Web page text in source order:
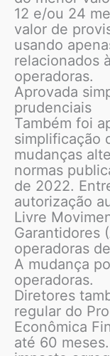
12 e/ou 24
valor de
usando
relacionados
operadoras.
Aprovada
prudenciais
Também foi
simplificação
mudanças
normas
de 2022.
autorização
Livre
Garantidores
operadoras
A mudança
operadoras.
Diretores
regular do
Econômica
até 60